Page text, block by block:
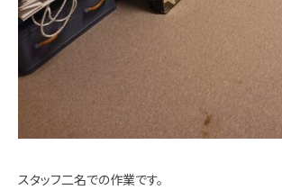
スタッフ二名での作業です。